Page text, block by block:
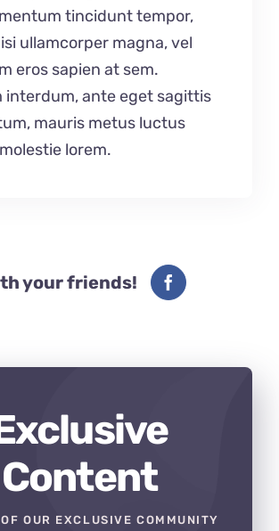
tincidunt tempor,
ullamcorper magna, vel
eros sapien at sem.
interdum, ante eget sagittis
mauris metus luctus
lorem.
your friends!
Content
OUR EXCLUSIVE COMMUNITY